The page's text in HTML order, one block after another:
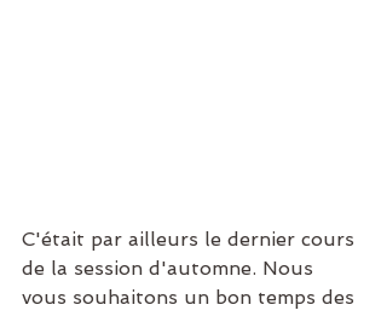
C'était par ailleurs le dernier cours
de la session d'automne. Nous
vous souhaitons un bon temps des